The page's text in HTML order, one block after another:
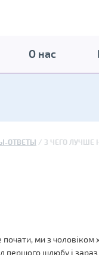
О нас
ОТВЕТЫ З ЧЕГО ЛУЧШЕ
ми з чоловіком
першого шлюбу і зараз